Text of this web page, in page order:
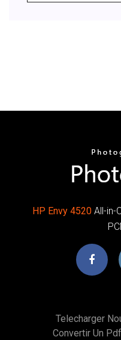
HP Envy 4520All-in-
Telecharger
Convertir Un